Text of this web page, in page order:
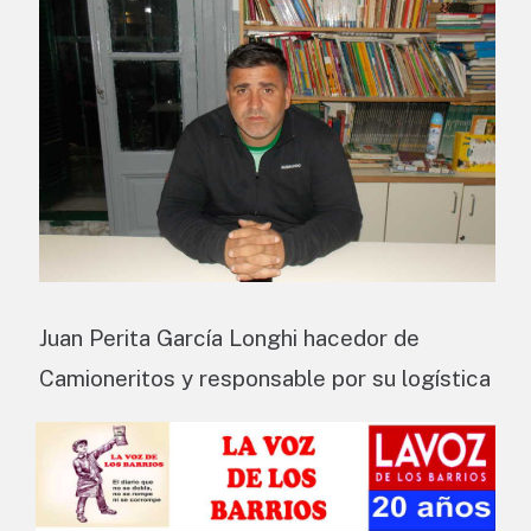
Juan Perita García Longhi hacedor de
Camioneritos y responsable por su logística